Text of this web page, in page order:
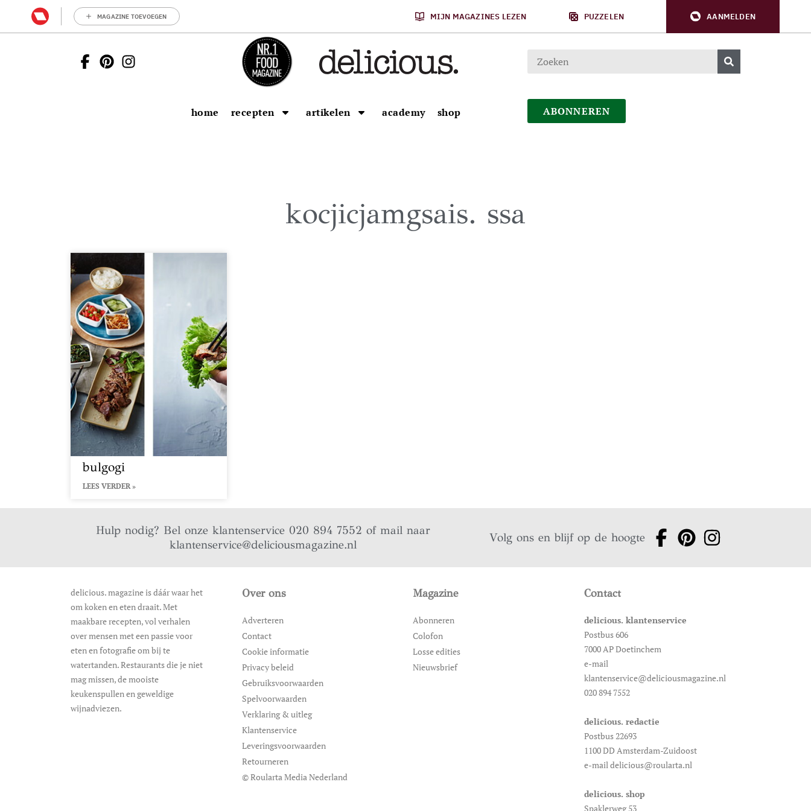
MAGAZINE TOEVOEGEN MIJN MAGAZINES LEZEN PUZZELEN AANMELDEN
home recepten artikelen academy shop ABONNEREN
kocjicjamgsais. ssa
bulgogi
LEES VERDER »
Hulp nodig? Bel onze klantenservice 020 894 7552 of mail naar
klantenservice@deliciousmagazine.nl
Volg ons en blijf op de hoogte
delicious. magazine is dáár waar het
om koken en eten draait. Met
maakbare recepten, vol verhalen
over mensen met een passie voor
eten en fotografie om bij te
watertanden. Restaurants die je niet
mag missen, de mooiste
keukenspullen en geweldige
wijnadviezen.
Over ons
Adverteren
Contact
Cookie informatie
Privacy beleid
Gebruiksvoorwaarden
Spelvoorwaarden
Verklaring & uitleg
Klantenservice
Leveringsvoorwaarden
Retourneren
© Roularta Media Nederland
Magazine
Abonneren
Colofon
Losse edities
Nieuwsbrief
Contact
delicious. klantenservice
Postbus 606
7000 AP Doetinchem
e-mail
klantenservice@deliciousmagazine.nl
020 894 7552
delicious. redactie
Postbus 22693
1100 DD Amsterdam-Zuidoost
e-mail delicious@roularta.nl
delicious. shop
Spaklerweg 53